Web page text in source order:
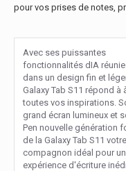
pour vos prises de notes,
Avec ses puissantes
fonctionnalités dIA
dans un design fin et
Galaxy Tab S11 répond à
toutes vos inspirations.
grand écran lumineux et
Pen nouvelle génération
de la Galaxy Tab S11 votre
compagnon idéal pour
expérience d'écriture